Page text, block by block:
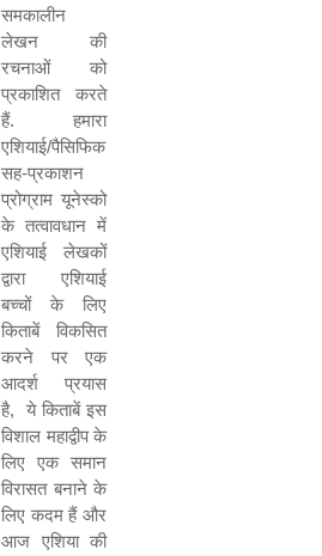
समकालीन
लेखन की
रचनाओं को
प्रकाशित करते
हैं. हमारा
एशियाई/पैसिफिक
सह-प्रकाशन
प्रोग्राम यूनेस्को
के तत्वावधान में
एशियाई लेखकों
द्वारा एशियाई
बच्चों के लिए
किताबें विकसित
करने पर एक
आदर्श प्रयास
है,
ये किताबें इस
विशाल महाद्वीप के
लिए एक समान
विरासत बनाने के
लिए कदम हैं और
आज एशिया की